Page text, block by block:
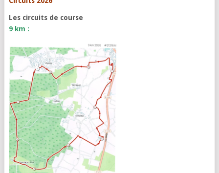
Les circuits de course
9 km :